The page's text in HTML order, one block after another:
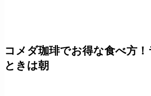
コメダ珈琲でお得な食べ方
ときは朝